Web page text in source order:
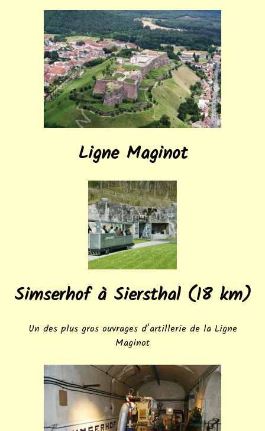
Ligne Maginot
Simserhof à Siersthal (18 km)
Un des plus gros ouvrages d’artillerie de la Ligne
Maginot